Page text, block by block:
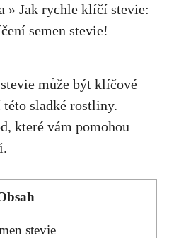
» Jak rychle klíčí stevie:
semen stevie!
může být klíčové
této sladké rostliny.
které vám pomohou
stevie